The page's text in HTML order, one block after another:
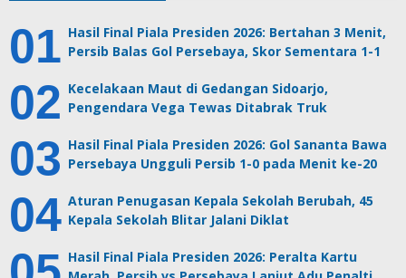
Hasil Final Piala Presiden 2026: Bertahan 3 Menit,
Persib Balas Gol Persebaya, Skor Sementara 1-1
Kecelakaan Maut di Gedangan Sidoarjo,
Pengendara Vega Tewas Ditabrak Truk
Hasil Final Piala Presiden 2026: Gol Sananta Bawa
Persebaya Ungguli Persib 1-0 pada Menit ke-20
Aturan Penugasan Kepala Sekolah Berubah, 45
Kepala Sekolah Blitar Jalani Diklat
Hasil Final Piala Presiden 2026: Peralta Kartu